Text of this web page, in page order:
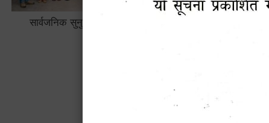
लैङ्गि असमानताका विबिध पक्षहरु विषयक